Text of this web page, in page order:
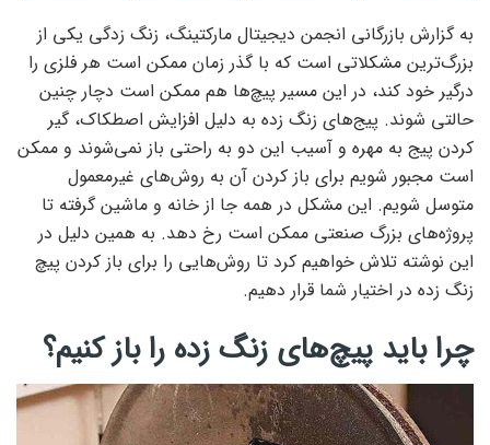
به گزارش بازرگانی انجمن دیجیتال مارکتینگ، زنگ زدگی یکی از
بزرگ‌ترین مشکلاتی است که با گذر زمان ممکن است هر فلزی را
درگیر خود کند، در این مسیر پیچ‌ها هم ممکن است دچار چنین
حالتی شوند. پیج‌های زنگ زده به دلیل افزایش اصطکاک، گیر
کردن پیج به مهره و آسیب این دو به راحتی باز نمی‌شوند و ممکن
است مجبور شویم برای باز کردن آن به روش‌های غیرمعمول
متوسل شویم. این مشکل در همه جا از خانه و ماشین گرفته تا
پروژه‌های بزرگ صنعتی ممکن است رخ دهد. به همین دلیل در
این نوشته تلاش خواهیم کرد تا روش‌هایی را برای باز کردن پیچ
زنگ زده در اختیار شما قرار دهیم.
چرا باید پیچ‌های زنگ زده را باز کنیم؟